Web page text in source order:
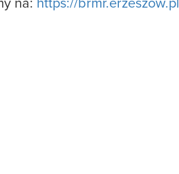
na: https://